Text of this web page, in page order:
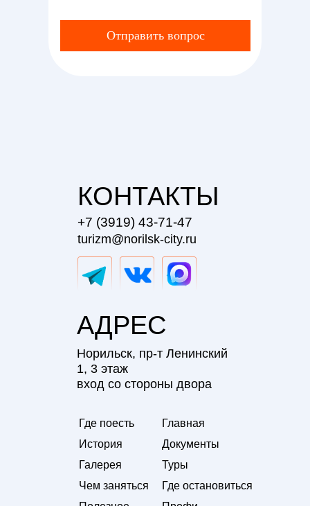
Отправить вопрос
Где остановиться
Туры
Чем заняться
Документы
Главная
Галерея
История
Где поесть
АДРЕС
Норильск, пр-т Ленинский
1, 3 этаж
вход со стороны двора
turizm@norilsk-city.ru
+7 (3919) 43-71-47
КОНТАКТЫ